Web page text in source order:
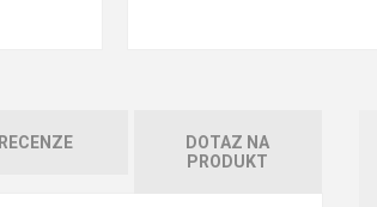
RECENZE
DOTAZ NA
PRODUKT